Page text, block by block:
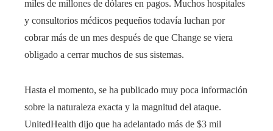
miles de millones de dólares en pagos. Muchos hospitales
y consultorios médicos pequeños todavía luchan por
cobrar más de un mes después de que Change se viera
obligado a cerrar muchos de sus sistemas.
Hasta el momento, se ha publicado muy poca información
sobre la naturaleza exacta y la magnitud del ataque.
UnitedHealth dijo que ha adelantado más de $3 mil